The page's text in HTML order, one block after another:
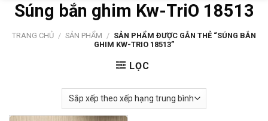
Súng bắn ghim Kw-TriO 18513
TRANG CHỦ / SẢN PHẨM / SẢN PHẨM ĐƯỢC GẮN THẺ “SÚNG BẮN
GHIM KW-TRIO 18513”
LỌC